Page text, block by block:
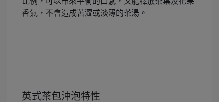
香氣，不會造成苦澀或淡薄的茶湯。
英式茶包沖泡特性